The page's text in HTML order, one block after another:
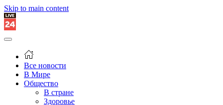
Skip to main content
Все новости
В Мире
Общество
В стране
Здоровье